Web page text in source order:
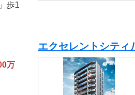
歩1
万
エクセレントシテ